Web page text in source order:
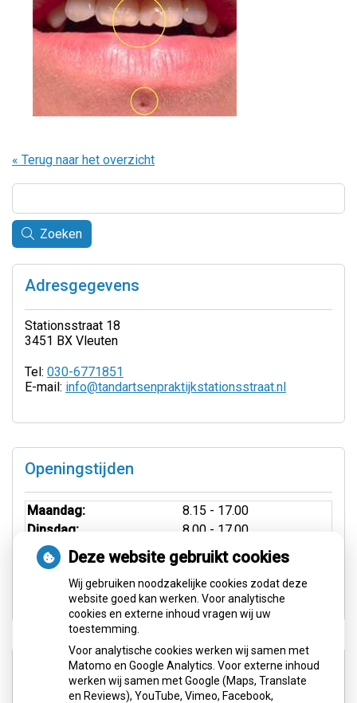
« Terug naar het overzicht
Zoeken
Adresgegevens
Stationsstraat 18
3451 BX Vleuten
Tel: 030-6771851
E-mail: info@tandartsenpraktijkstationsstraat.nl
Openingstijden
Maandag:
8.15 - 17.00
Dinsdag:
8.00 - 17.00
Woensdag:
8.00 - 21.00
Donderdag:
Vrijdag:
8.30 - 16.00
Aangesloten bij:
Deze website gebruikt cookies
Wij gebruiken noodzakelijke cookies zodat deze
website goed kan werken. Voor analytische
cookies en externe inhoud vragen wij uw
toestemming.
Voor analytische cookies werken wij samen met
Matomo en Google Analytics. Voor externe inhoud
werken wij samen met Google (Maps, Translate
en Reviews), YouTube, Vimeo, Facebook,